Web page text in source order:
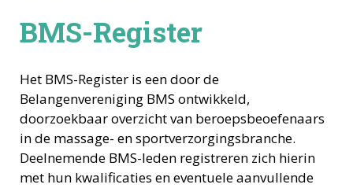
BMS-Register
Het BMS-Register is een door de
Belangenvereniging BMS ontwikkeld,
doorzoekbaar overzicht van beroepsbeoefenaars
in de massage- en sportverzorgingsbranche.
Deelnemende BMS-leden registreren zich hierin
met hun kwalificaties en eventuele aanvullende